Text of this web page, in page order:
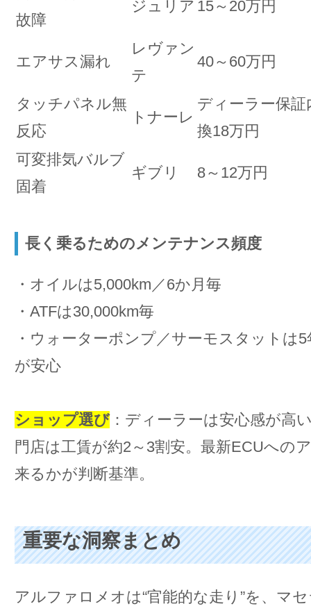
故障
ジュリア 15～20万円
エアサス漏れ
レヴァン
テ
40～60万円
タッチパネル無
反応
トナーレ
ディーラー保
換18万円
可変排気バルブ
固着
ギブリ 8～12万円
長く乗るためのメンテナンス頻度
・オイルは5,000km／6か月毎
・ATFは30,000km毎
・ウォーターポンプ／サーモスタットは
が安心
ショップ選び：ディーラーは安心感が高
門店は工賃が約2～3割安。最新ECUへの
来るかが判断基準。
重要な洞察まとめ
アルファロメオは“官能的な走り”を、マ